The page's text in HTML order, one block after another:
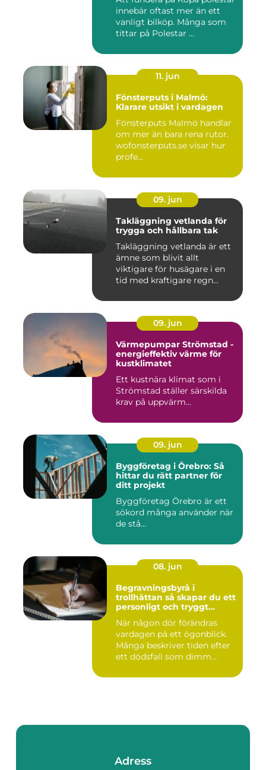
innebär oftast mer än ett
vanligt bilköp. Många som
tittar på Polestar ...
11. jun
Fönsterputs i Malmö:
Klarare utsikt i vardagen
Fönsterputs Malmö handlar
om mer än bara rena rutor.
wofonsterputs.se visar hur
profe...
09. jun
Takläggning vetlanda för
trygga och hållbara tak
Takläggning vetlanda är ett
ämne som blivit allt
viktigare för husägare i en
tid med kraftigare regn...
09. jun
Värmepumpar Strömstad -
energieffektiv värme för
kustklimatet
Ett kustnära klimat som i
Strömstad ställer särskilda
krav på uppvärm...
09. jun
Byggföretag i Örebro: Så
hittar du rätt partner för
ditt projekt
Byggföretag Örebro är ett
sökord många använder när
de stå...
08. jun
Begravningsbyrå i
trollhättan så skapar du ett
personligt och tryggt
När någon dör förändras
vardagen på ett ögonblick.
Många beskriver tiden efter
ett dödsfall som dimm...
Adress